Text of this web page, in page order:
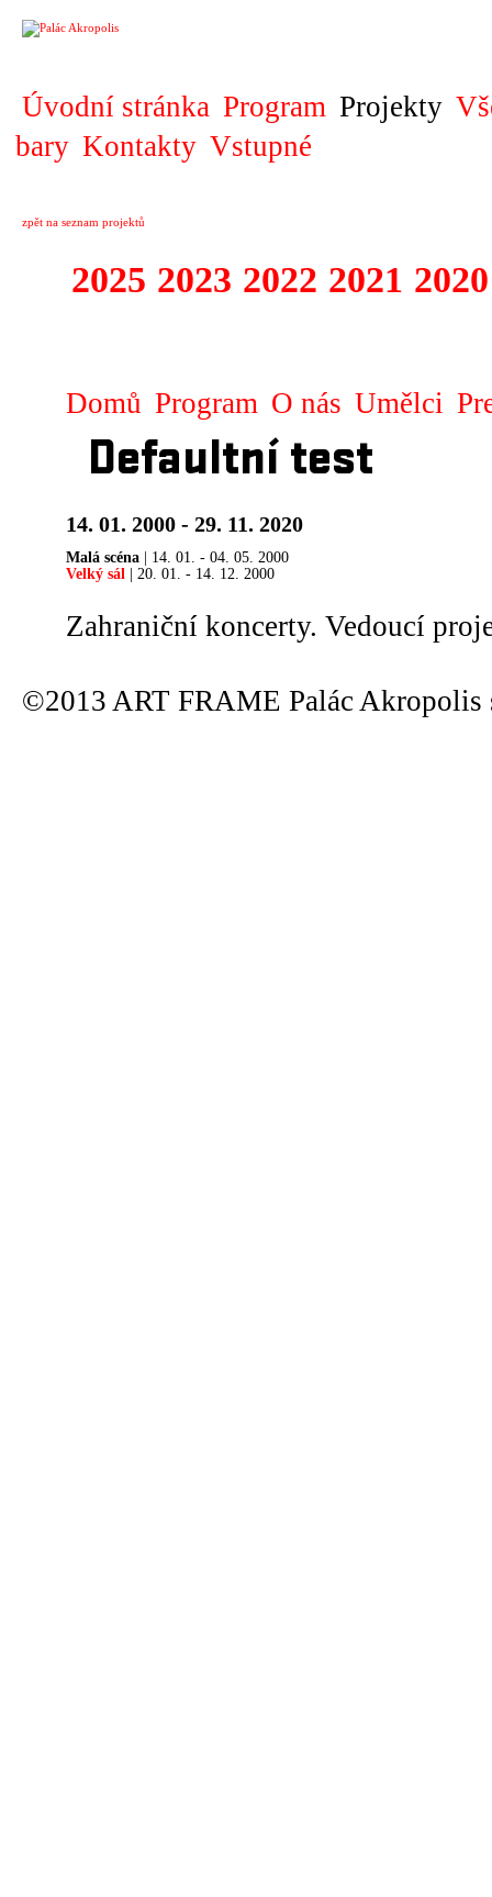
Úvodní stránka Program Projekty
bary Kontakty Vstupné
zpět na seznam projektů
2025 2023 2022 2021 2020
Domů Program O nás Umělci
Defaultní test
14. 01. 2000 - 29. 11. 2020
Malá scéna | 14. 01. - 04. 05. 2000
Velký sál | 20. 01. - 14. 12. 2000
Zahraniční koncerty. Vedoucí
©2013 ART FRAME Palác Akropolis